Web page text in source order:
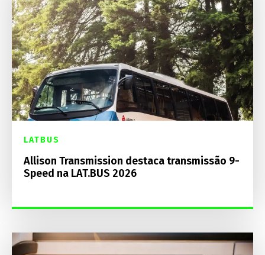
LATBUS
Allison Transmission destaca transmissão 9-
Speed na LAT.BUS 2026